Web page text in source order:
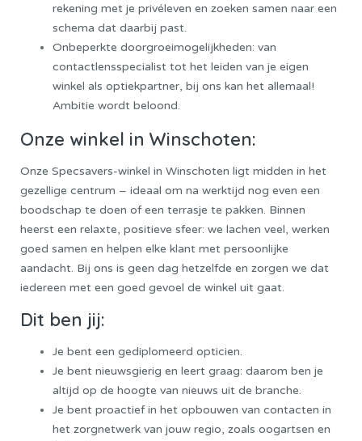
rekening met je privéleven en zoeken samen naar een
schema dat daarbij past.
Onbeperkte doorgroeimogelijkheden: van
contactlensspecialist tot het leiden van je eigen
winkel als optiekpartner, bij ons kan het allemaal!
Ambitie wordt beloond.
Onze winkel in Winschoten:
Onze Specsavers-winkel in Winschoten ligt midden in het
gezellige centrum – ideaal om na werktijd nog even een
boodschap te doen of een terrasje te pakken. Binnen
heerst een relaxte, positieve sfeer: we lachen veel, werken
goed samen en helpen elke klant met persoonlijke
aandacht. Bij ons is geen dag hetzelfde en zorgen we dat
iedereen met een goed gevoel de winkel uit gaat.
Dit ben jij:
Je bent een gediplomeerd opticien.
Je bent nieuwsgierig en leert graag: daarom ben je
altijd op de hoogte van nieuws uit de branche.
Je bent proactief in het opbouwen van contacten in
het zorgnetwerk van jouw regio, zoals oogartsen en